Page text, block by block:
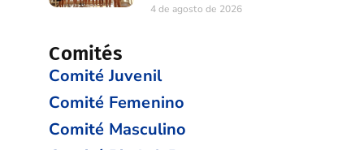
4 de agosto de 2026
Comités
Comité Juvenil
Comité Femenino
Comité Masculino